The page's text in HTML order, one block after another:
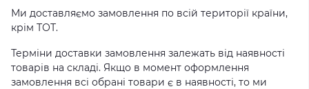
Ми доставляємо замовлення по всій території країни,
крім ТОТ.
Терміни доставки замовлення залежать від наявності
товарів на складі. Якщо в момент оформлення
замовлення всі обрані товари є в наявності, то ми